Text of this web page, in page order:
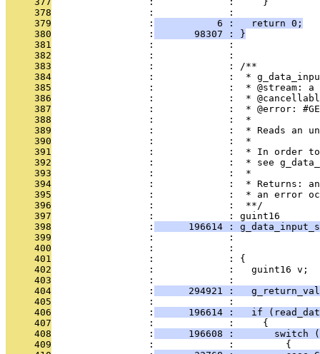
     378
                 :             :
     379
                 :
           6 :   return 0;
     380
                 :
       98307 : }
     381
                 :             :
     382
                 :             :
     383
                 :             : /**
     384
:             :  *
     385
:             :  * @stream: a
     386
:             :  *
     387
:             :  * @error:
     388
                 :             :  *
     389
:             :  * Reads an
     390
                 :             :  *
     391
:             :  * In order
     392
:             :  * see
     393
                 :             :  *
     394
:             :  * Returns:
     395
:             :  * an error
     396
                 :             :  **/
     397
                 :             : guint16
     398
                 :
196614 :
     399
:             :
     400
:             :
     401
                 :             : {
     402
                 :             :   guint16 v;
     403
                 :             :
     404
                 :
294921 :
     405
                 :             :
     406
                 :
196614 :   if
     407
                 :             :     {
     408
                 :
196608 :       switch
     409
                 :             :         {